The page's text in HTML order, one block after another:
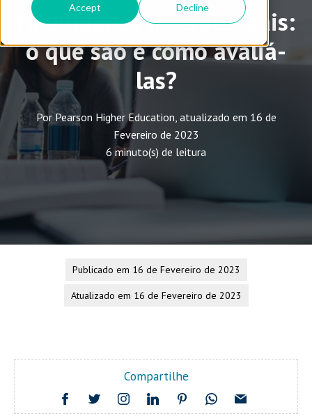
Accept Decline
Habilidades interpessoais:
o que são e como avaliá-
las?
Por Pearson Higher Education, atualizado em 16 de
Fevereiro de 2023
6 minuto(s) de leitura
Publicado em 16 de Fevereiro de 2023
Atualizado em 16 de Fevereiro de 2023
Compartilhe